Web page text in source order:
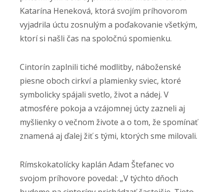
Katarína Heneková, ktorá svojím príhovorom
vyjadrila úctu zosnulým a poďakovanie všetkým,
ktorí si našli čas na spoločnú spomienku.
Cintorín zaplnili tiché modlitby, náboženské
piesne oboch cirkví a plamienky sviec, ktoré
symbolicky spájali svetlo, život a nádej. V
atmosfére pokoja a vzájomnej úcty zazneli aj
myšlienky o večnom živote a o tom, že spomínať
znamená aj ďalej žiť s tými, ktorých sme milovali.
Rímskokatolícky kaplán Adam Štefanec vo
svojom príhovore povedal: „V týchto dňoch